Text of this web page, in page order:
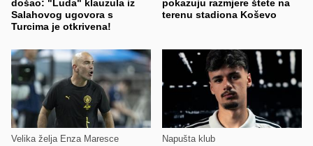
došao: "Luda" klauzula iz
Salahovog ugovora s
Turcima je otkrivena!
pokazuju razmjere štete na
terenu stadiona Koševo
Velika želja Enza Maresce Napušta klub